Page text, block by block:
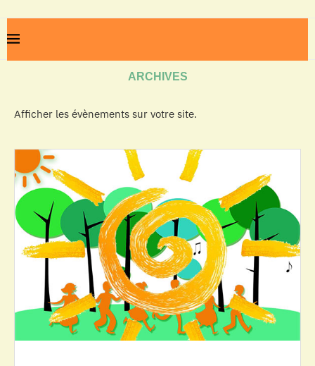
ARCHIVES
Afficher les évènements sur votre site.